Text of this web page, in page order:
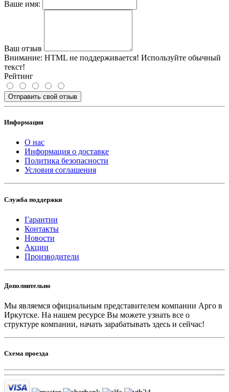
Ваше имя:
Ваш отзыв
Внимание: HTML не поддерживается! Используйте обычный
текст!
Рейтинг
Отправить свой отзыв
Информация
О нас
Информация о доставке
Политика безопасности
Условия соглашения
Служба поддержки
Гарантии
Контакты
Новости
Акции
Производители
Дополнительно
Мы являемся официальным представителем компании Арго в
Иркутске. На нашем ресурсе Вы можете узнать все о
структуре компании, начать зарабатывать здесь и сейчас!
Схема проезда